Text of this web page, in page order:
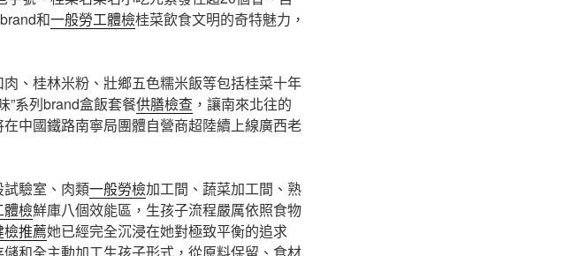
和一般勞工體檢桂菜飲食文明的奇特魅力，
、桂林米粉、壯鄉五色糯米飯等包括桂菜十年
”系列brand盒飯套餐供膳檢查 ，讓南來北往的
中國鐵路南寧局團體自營商超陸續上線廣西老
驗室、肉類一般勞檢加工間、蔬菜加工間、熟
體檢鮮庫八個效能區，生孩子流程嚴厲依照食物
檢推薦她已經完全沉浸在她對極致平衡的追求
和全主動加工生孩子形式，從原料保留、食材